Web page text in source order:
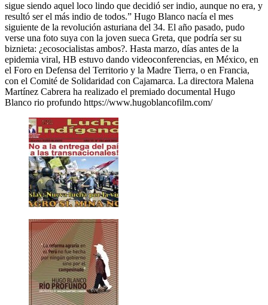
sigue siendo aquel loco lindo que decidió ser indio, aunque no era, y
resultó ser el más indio de todos.” Hugo Blanco nacía el mes
siguiente de la revolución asturiana del 34. El año pasado, pudo
verse una foto suya con la joven sueca Greta, que podría ser su
biznieta: ¿ecosocialistas ambos?. Hasta marzo, días antes de la
epidemia viral, HB estuvo dando videoconferencias, en México, en
el Foro en Defensa del Territorio y la Madre Tierra, o en Francia,
con el Comité de Solidaridad con Cajamarca. La directora Malena
Martínez Cabrera ha realizado el premiado documental Hugo
Blanco rio profundo https://www.hugoblancofilm.com/